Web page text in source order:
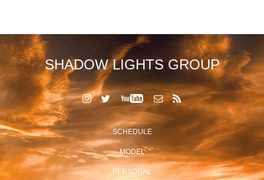
SHADOW LIGHTS GROUP
SCHEDULE
MODEL
PERSONAL